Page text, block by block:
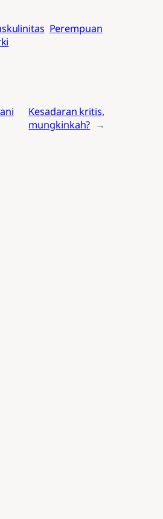
Perempuan
Kesadaran kritis,
mungkinkah? →